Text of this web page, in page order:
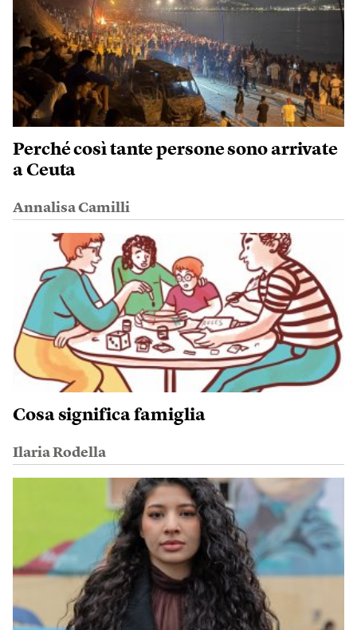
Perché così tante persone sono arrivate
a Ceuta
Annalisa Camilli
Cosa significa famiglia
Ilaria Rodella